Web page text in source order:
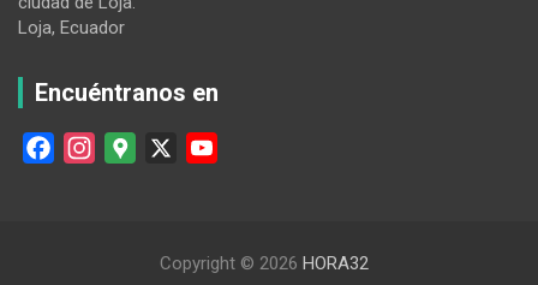
Loja, Ecuador
Encuéntranos en
u
Copyright © 2026 HORA32